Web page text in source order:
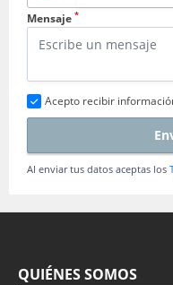
Mensaje *
Acepto recibir
Al enviar tus datos aceptas los
QUIÉNES SOMOS